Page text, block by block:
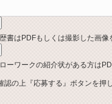
書はPDFもしくは撮影した画像
ーワークの紹介状がある方は
の上『応募する』ボタンを押